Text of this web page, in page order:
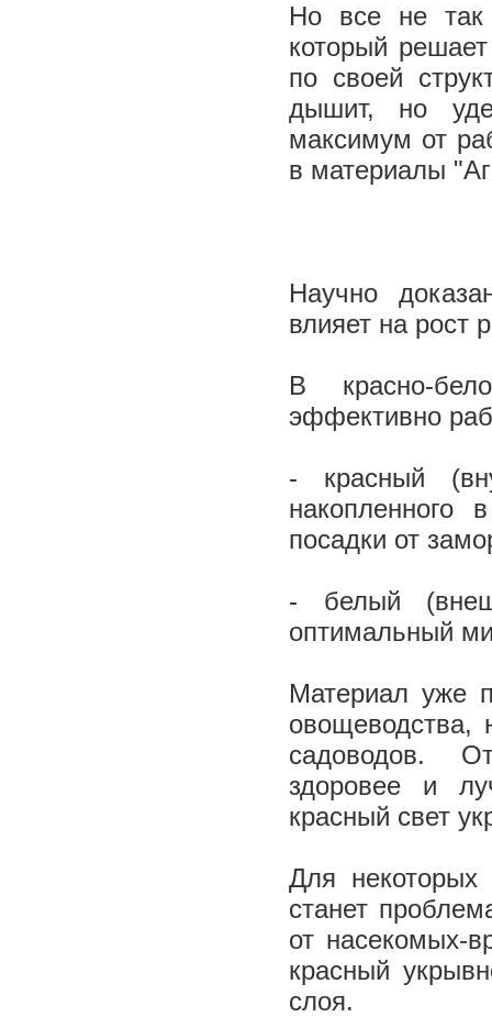
Но все не так
который
по своей
дышит, но
максимум от
в материалы
Научно
влияет на рост
В красно-
эффективно
- красный
посадки от
- белый
оптимальный
Материал уже
овощеводства,
садоводов.
здоровее и
красный свет
Для некоторых
станет
от насекомых-
красный
слоя.